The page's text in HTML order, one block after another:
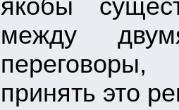
якобы
между
принять это